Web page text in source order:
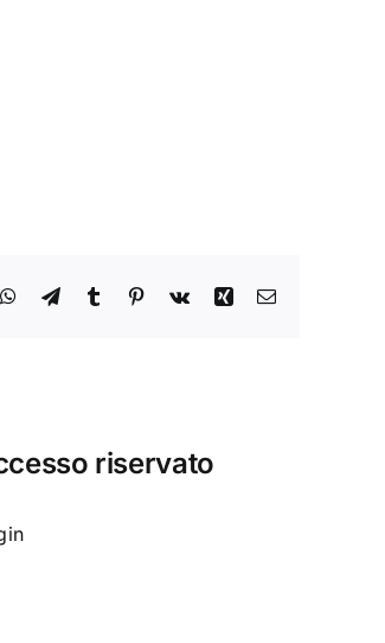
WhatsApp
TelegramTumblr Pinterest
Vk Xing Email
riservato